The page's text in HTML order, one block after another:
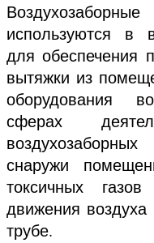
используются в
для обеспечения
вытяжки из
оборудования
сферах
снаружи
токсичных
движения воздуха
трубе.